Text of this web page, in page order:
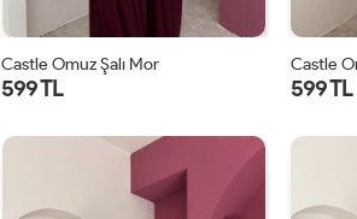
STD
Castle Omuz Şalı Mor
599 TL
Castle
599 TL